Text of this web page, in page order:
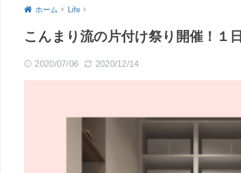
ホーム Life
こんまり流の片付け祭り開催！１
2020/07/06 2020/12/14